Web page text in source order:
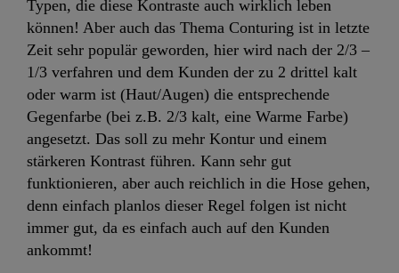
Typen, die diese Kontraste auch wirklich leben
können! Aber auch das Thema Conturing ist in letzte
Zeit sehr populär geworden, hier wird nach der 2/3 –
1/3 verfahren und dem Kunden der zu 2 drittel kalt
oder warm ist (Haut/Augen) die entsprechende
Gegenfarbe (bei z.B. 2/3 kalt, eine Warme Farbe)
angesetzt. Das soll zu mehr Kontur und einem
stärkeren Kontrast führen. Kann sehr gut
funktionieren, aber auch reichlich in die Hose gehen,
denn einfach planlos dieser Regel folgen ist nicht
immer gut, da es einfach auch auf den Kunden
ankommt!